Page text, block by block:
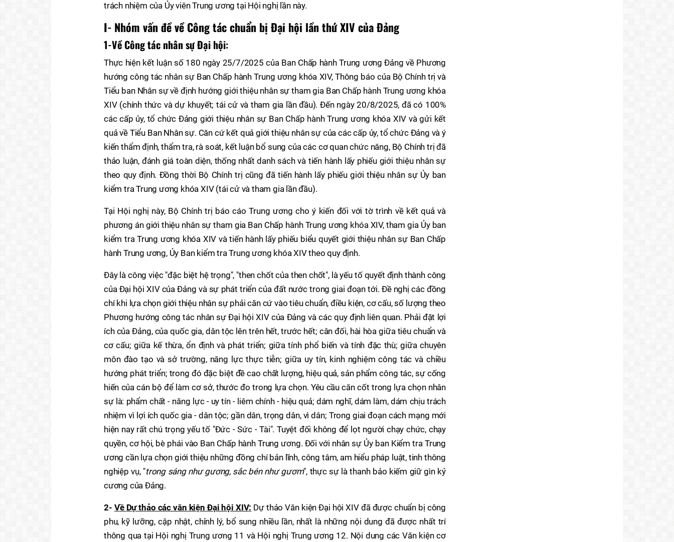
trách nhiệm của Ủy viên Trung ương tại Hội nghị lần này.
I- Nhóm vấn đề về Công tác chuẩn bị Đại hội lần thứ XIV của Đảng
1-Về Công tác nhân sự Đại hội:
Thực hiện kết luận số 180 ngày 25/7/2025 của Ban Chấp hành Trung ương Đảng về Phương
hướng công tác nhân sự Ban Chấp hành Trung ương khóa XIV, Thông báo của Bộ Chính trị và
Tiểu ban Nhân sự về định hướng giới thiệu nhân sự tham gia Ban Chấp hành Trung ương khóa
XIV (chính thức và dự khuyết; tái cử và tham gia lần đầu). Đến ngày 20/8/2025, đã có 100%
các cấp ủy, tổ chức Đảng giới thiệu nhân sự Ban Chấp hành Trung ương khóa XIV và gửi kết
quả về Tiểu Ban Nhân sự. Căn cứ kết quả giới thiệu nhân sự của các cấp ủy, tổ chức Đảng và ý
kiến thẩm định, thẩm tra, rà soát, kết luận bổ sung của các cơ quan chức năng, Bộ Chính trị đã
thảo luận, đánh giá toàn diện, thống nhất danh sách và tiến hành lấy phiếu giới thiệu nhân sự
theo quy định. Đồng thời Bộ Chính trị cũng đã tiến hành lấy phiếu giới thiệu nhân sự Ủy ban
kiểm tra Trung ương khóa XIV (tái cử và tham gia lần đầu).
Tại Hội nghị này, Bộ Chính trị báo cáo Trung ương cho ý kiến đối với tờ trình về kết quả và
phương án giới thiệu nhân sự tham gia Ban Chấp hành Trung ương khóa XIV, tham gia Ủy ban
kiểm tra Trung ương khóa XIV và tiến hành lấy phiếu biểu quyết giới thiệu nhân sự Ban Chấp
hành Trung ương, Ủy Ban kiểm tra Trung ương khóa XIV theo quy định.
Đây là công việc "đặc biệt hệ trọng", "then chốt của then chốt", là yếu tố quyết định thành công
của Đại hội XIV của Đảng và sự phát triển của đất nước trong giai đoạn tới. Đề nghị các đồng
chí khi lựa chọn giới thiệu nhân sự phải căn cứ vào tiêu chuẩn, điều kiện, cơ cấu, số lượng theo
Phương hướng công tác nhân sự Đại hội XIV của Đảng và các quy định liên quan. Phải đặt lợi
ích của Đảng, của quốc gia, dân tộc lên trên hết, trước hết; cân đối, hài hòa giữa tiêu chuẩn và
cơ cấu; giữa kế thừa, ổn định và phát triển; giữa tính phổ biến và tính đặc thù; giữa chuyên
môn đào tạo và sở trường, năng lực thực tiễn; giữa uy tín, kinh nghiệm công tác và chiều
hướng phát triển; trong đó đặc biệt đề cao chất lượng, hiệu quả, sản phẩm công tác, sự cống
hiến của cán bộ để làm cơ sở, thước đo trong lựa chọn. Yêu cầu căn cốt trong lựa chọn nhân
sự là: phẩm chất - năng lực - uy tín - liêm chính - hiệu quả; dám nghĩ, dám làm, dám chịu trách
nhiệm vì lợi ích quốc gia - dân tộc; gần dân, trọng dân, vì dân; Trong giai đoạn cách mạng mới
hiện nay rất chú trọng yếu tố "Đức - Sức - Tài". Tuyệt đối không để lọt người chạy chức, chạy
quyền, cơ hội, bè phái vào Ban Chấp hành Trung ương. Đối với nhân sự Ủy ban Kiểm tra Trung
ương cần lựa chọn giới thiệu những đồng chí bản lĩnh, công tâm, am hiểu pháp luật, tinh thông
nghiệp vụ, "trong sáng như gương, sắc bén như gươm", thực sự là thanh bảo kiếm giữ gìn kỷ
cương của Đảng.
2- Về Dự thảo các văn kiện Đại hội XIV: Dự thảo Văn kiện Đại hội XIV đã được chuẩn bị công
phu, kỹ lưỡng, cập nhật, chỉnh lý, bổ sung nhiều lần, nhất là những nội dung đã được nhất trí
thông qua tại Hội nghị Trung ương 11 và Hội nghị Trung ương 12. Nội dung các Văn kiện cơ